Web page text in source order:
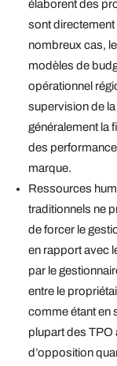
élaborent des
sont
nombreux cas,
modèles de
opérationnel
supervision de
généralement la
des
marque.
Ressources
traditionnels ne
de forcer le
en rapport avec
par le
entre le
comme étant en
plupart des TPO
d’opposition